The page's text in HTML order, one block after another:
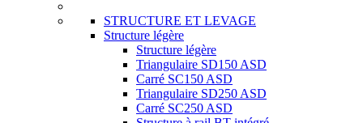
STRUCTURE ET LEVAGE
Structure légère
Structure légère
Triangulaire SD150 ASD
Carré SC150 ASD
Triangulaire SD250 ASD
Carré SC250 ASD